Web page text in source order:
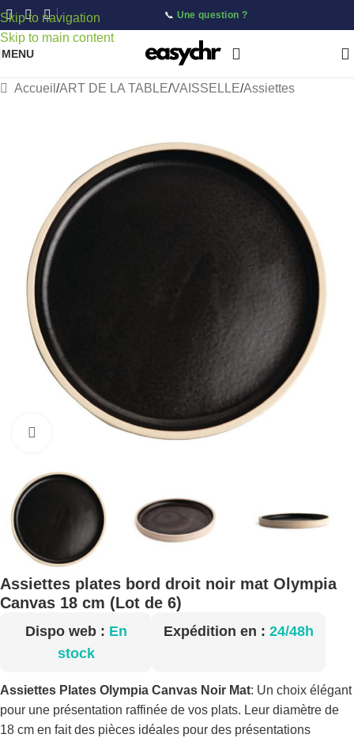
Skip to navigation
Skip to main content
📞 Une question ?
MENU
Accueil /ART DE LA TABLE/VAISSELLE/Assiettes
Cliquez pour agrandir
Assiettes plates bord droit noir mat Olympia
Canvas 18 cm (Lot de 6)
Dispo web : En
stock
Expédition en : 24/48h
Assiettes Plates Olympia Canvas Noir Mat: Un choix élégant
pour une présentation raffinée de vos plats. Leur diamètre de
18 cm en fait des pièces idéales pour des présentations